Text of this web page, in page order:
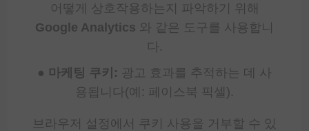
어떻게 상호작용하는지 파악하기 위해
Google Analytics 와 같은 도구를 사용합니
다.
● 마케팅 쿠키: 광고 효과를 추적하는 데 사
용됩니다(예: 페이스북 픽셀).
브라우저 설정에서 쿠키 사용을 거부할 수 있